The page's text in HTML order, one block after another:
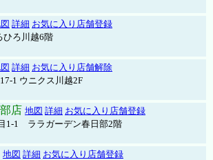
詳細 お気に入り店舗登録
ひろ川越6階
詳細 お気に入り店舗解除
1 ウニクス川越2F
店 地図 詳細 お気に入り店舗登録
1-1 ララガーデン春日部2階
地図 詳細 お気に入り店舗登録